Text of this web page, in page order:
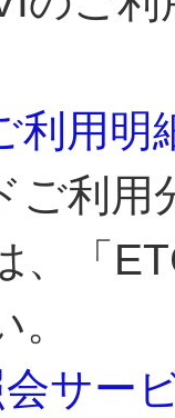
利用明
ご利用
、「
サー